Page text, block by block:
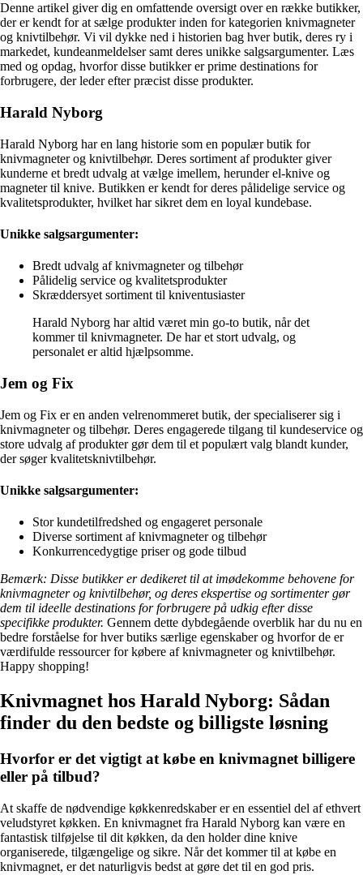
Denne artikel giver dig en omfattende oversigt over en række butikker,
der er kendt for at sælge produkter inden for kategorien knivmagneter
og knivtilbehør. Vi vil dykke ned i historien bag hver butik, deres ry i
markedet, kundeanmeldelser samt deres unikke salgsargumenter. Læs
med og opdag, hvorfor disse butikker er prime destinations for
forbrugere, der leder efter præcist disse produkter.
Harald Nyborg
Harald Nyborg har en lang historie som en populær butik for
knivmagneter og knivtilbehør. Deres sortiment af produkter giver
kunderne et bredt udvalg at vælge imellem, herunder el-knive og
magneter til knive. Butikken er kendt for deres pålidelige service og
kvalitetsprodukter, hvilket har sikret dem en loyal kundebase.
Unikke salgsargumenter:
Bredt udvalg af knivmagneter og tilbehør
Pålidelig service og kvalitetsprodukter
Skræddersyet sortiment til kniventusiaster
Harald Nyborg har altid været min go-to butik, når det
kommer til knivmagneter. De har et stort udvalg, og
personalet er altid hjælpsomme.
Jem og Fix
Jem og Fix er en anden velrenommeret butik, der specialiserer sig i
knivmagneter og tilbehør. Deres engagerede tilgang til kundeservice og
store udvalg af produkter gør dem til et populært valg blandt kunder,
der søger kvalitetsknivtilbehør.
Unikke salgsargumenter:
Stor kundetilfredshed og engageret personale
Diverse sortiment af knivmagneter og tilbehør
Konkurrencedygtige priser og gode tilbud
Bemærk: Disse butikker er dedikeret til at imødekomme behovene for
knivmagneter og knivtilbehør, og deres ekspertise og sortimenter gør
dem til ideelle destinations for forbrugere på udkig efter disse
specifikke produkter. Gennem dette dybdegående overblik har du nu en
bedre forståelse for hver butiks særlige egenskaber og hvorfor de er
værdifulde ressourcer for købere af knivmagneter og knivtilbehør.
Happy shopping!
Knivmagnet hos Harald Nyborg: Sådan
finder du den bedste og billigste løsning
Hvorfor er det vigtigt at købe en knivmagnet billigere
eller på tilbud?
At skaffe de nødvendige køkkenredskaber er en essentiel del af ethvert
veludstyret køkken. En knivmagnet fra Harald Nyborg kan være en
fantastisk tilføjelse til dit køkken, da den holder dine knive
organiserede, tilgængelige og sikre. Når det kommer til at købe en
knivmagnet, er det naturligvis bedst at gøre det til en god pris.